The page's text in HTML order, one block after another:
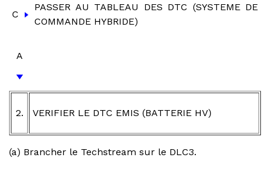
C
PASSER AU TABLEAU DES DTC (SYSTEME DE
COMMANDE HYBRIDE)
A
2. VERIFIER LE DTC EMIS (BATTERIE HV)
(a) Brancher le Techstream sur le DLC3.